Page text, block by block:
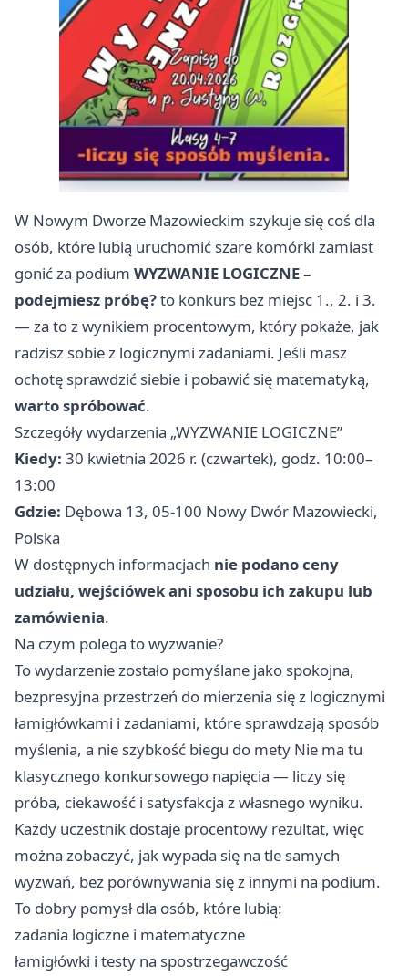
W Nowym Dworze Mazowieckim szykuje się coś dla
osób, które lubią uruchomić szare komórki zamiast
gonić za podium WYZWANIE LOGICZNE –
podejmiesz próbę?to konkurs bez miejsc 1., 2. i 3.
— za to z wynikiem procentowym, który pokaże, jak
radzisz sobie z logicznymi zadaniami. Jeśli masz
ochotę sprawdzić siebie i pobawić się matematyką,
warto spróbować.
Szczegóły wydarzenia „WYZWANIE LOGICZNE”
Kiedy: 30 kwietnia 2026 r. (czwartek), godz. 10:00–
13:00
Gdzie: Dębowa 13, 05-100 Nowy Dwór Mazowiecki,
Polska
W dostępnych informacjach nie podano ceny
udziału, wejściówek ani sposobu ich zakupu lub
zamówienia.
Na czym polega to wyzwanie?
To wydarzenie zostało pomyślane jako spokojna,
bezpresyjna przestrzeń do mierzenia się z logicznymi
łamigłówkami i zadaniami, które sprawdzają sposób
myślenia, a nie szybkość biegu do mety Nie ma tu
klasycznego konkursowego napięcia — liczy się
próba, ciekawość i satysfakcja z własnego wyniku.
Każdy uczestnik dostaje procentowy rezultat, więc
można zobaczyć, jak wypada się na tle samych
wyzwań, bez porównywania się z innymi na podium.
To dobry pomysł dla osób, które lubią:
zadania logiczne i matematyczne
łamigłówki i testy na spostrzegawczość